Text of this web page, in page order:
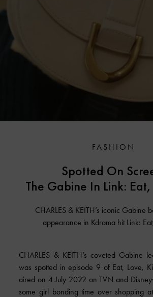
FASHION
Spotted On
The Gabine In Link:
CHARLES & KEITH’s iconic Gabine
appearance in Kdrama hit Link:
CHARLES & KEITH’s coveted Gabine
was spotted in episode 9 of Eat, Love,
aired on 4 July 2022 on TVN and
some girl bonding time over shopping